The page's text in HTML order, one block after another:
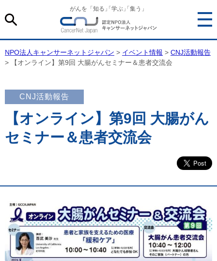
がんを「知る 「学ぶ 「集う」
NPO法人キャンサーネットジャパン > イベント情報 > CNJ活動報告
> 【オンライン】第9回 大腸がんセミナー＆患者交流会
CNJ活動報告
【オンライン】第9回 大腸がん
セミナー＆患者交流会